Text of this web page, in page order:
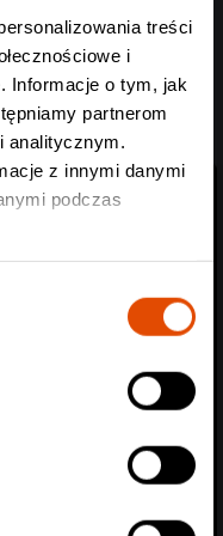
treści
i
Informacje o tym, jak
partnerom
analitycznym.
z innymi danymi
podczas
07.08.2026)